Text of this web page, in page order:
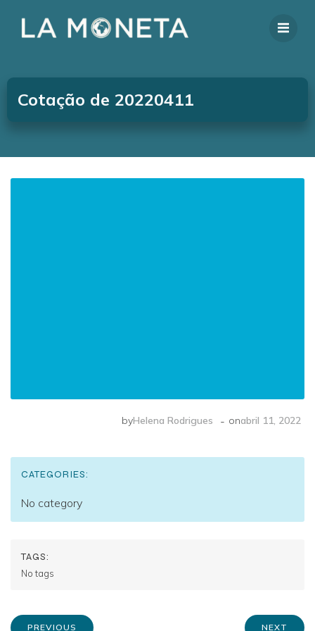
Cotação de 20220411
byHelena Rodrigues - onabril 11, 2022
CATEGORIES:
No category
TAGS:
No tags
PREVIOUS NEXT